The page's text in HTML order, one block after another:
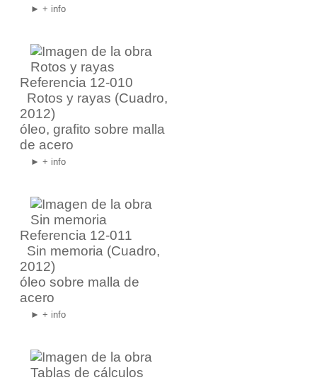
► + info
Referencia 12-010
Rotos y rayas (Cuadro,
2012)
óleo, grafito sobre malla
de acero
► + info
Referencia 12-011
Sin memoria (Cuadro,
2012)
óleo sobre malla de
acero
► + info